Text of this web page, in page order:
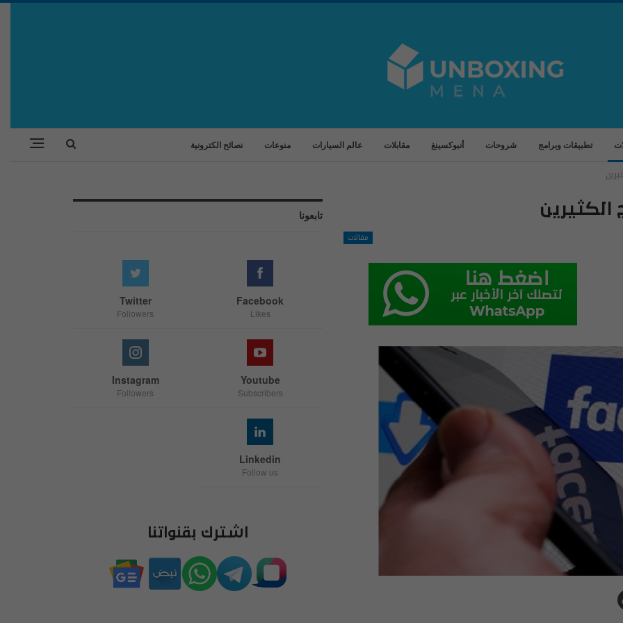
تطبيقات وبرامج شروحات أنبوكسينغ مقابلات عالم السيارات منوعات نصائح الكترونية
مقالات
تابعونا
Facebook
Likes
Twitter
Followers
Youtube
Subscribers
Instagram
Followers
Linkedin
Follow us
اشترك بقنواتنا